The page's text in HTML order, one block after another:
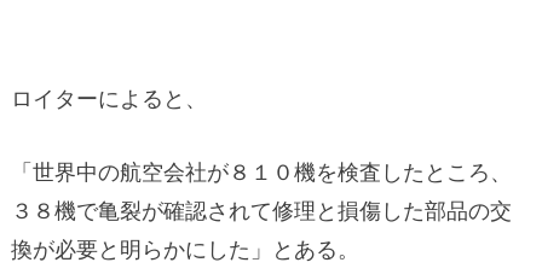
ロイターによると、
「世界中の航空会社が８１０機を検査したところ、
３８機で亀裂が確認されて修理と損傷した部品の交
換が必要と明らかにした」とある。